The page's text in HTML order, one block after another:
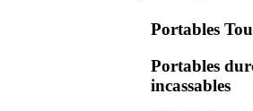
Portables
Portables
incassables